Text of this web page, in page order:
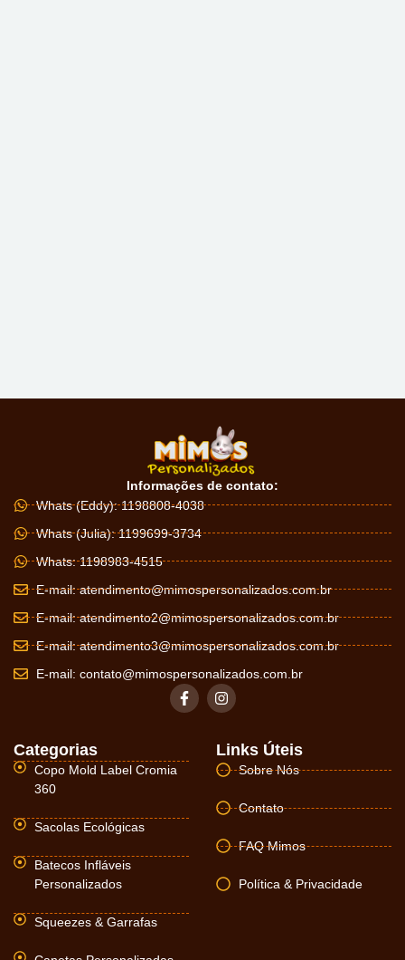
Informações de contato:
Whats (Eddy): 1198808-4038
Whats (Julia): 1199699-3734
Whats: 1198983-4515
E-mail:atendimento@mimospersonalizados.com.br
E-mail:atendimento2@mimospersonalizados.com.br
E-mail:atendimento3@mimospersonalizados.com.br
E-mail: contato@mimospersonalizados.com.br
Categorias
Copo Mold Label Cromia
360
Sacolas Ecológicas
Batecos Infláveis
Personalizados
Squeezes & Garrafas
Links Úteis
Sobre Nós
Contato
FAQ Mimos
Política & Privacidade